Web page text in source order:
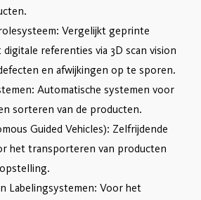
Vergelijkt geprinte
referenties via 3D scan vision
en afwijkingen op te sporen.
Automatische systemen voor
sorteren van de producten.
Guided Vehicles): Zelfrijdende
het transporteren van producten
Labelingsystemen: Voor het